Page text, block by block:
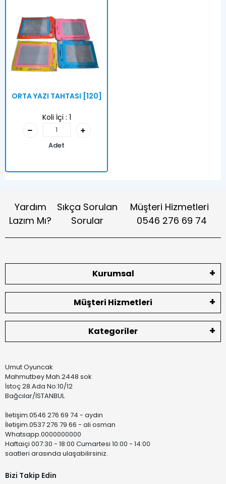
ORTA YAZI TAHTASI [120]
Koli İçi : 1
Adet
Yardım
Lazım Mı?
Sıkça Sorulan
Sorular
Müşteri Hizmetleri
0546 276 69 74
Kurumsal
Müşteri Hizmetleri
Kategoriler
Umut Oyuncak
Mahmutbey Mah.2448 sok
İstoç 28.Ada No:10/12
Bağcılar/İSTANBUL
İletişim.0546 276 69 74 - aydın
İletişim.0537 276 79 66 - ali osman
Whatsapp.0000000000
Haftaiçi 007:30 - 18:00 Cumartesi 10:00 - 14:00
saatleri arasında ulaşabilirsiniz.
Bizi Takip Edin